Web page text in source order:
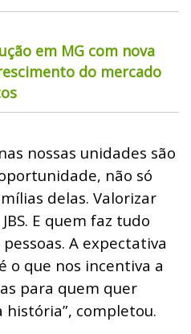
em MG com nova
do mercado
nossas unidades são
não só
delas. Valorizar
E quem faz tudo
A expectativa
o que nos incentiva a
para quem quer
completou.